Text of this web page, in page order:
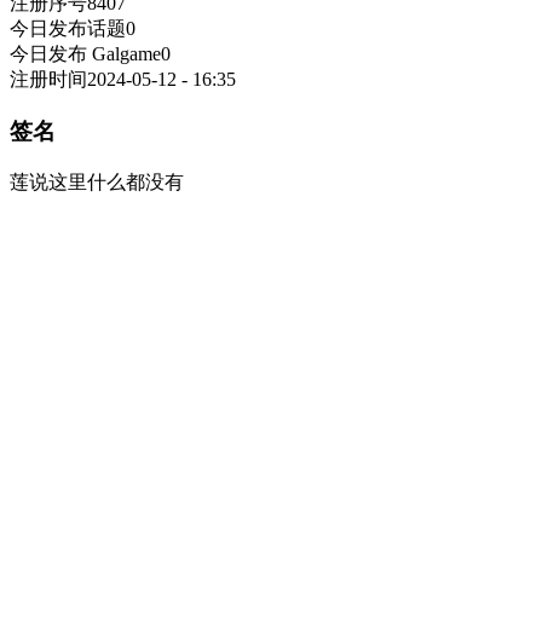
今日发布话题0
今日发布 Galgame0
注册时间2024-05-12 - 16:35
签名
莲说这里什么都没有